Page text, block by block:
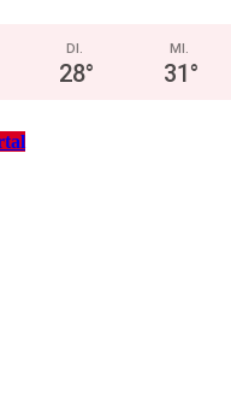
DI.
28°
MI.
31°